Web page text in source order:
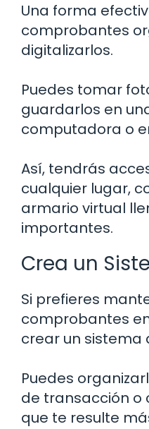
Una forma
comprobantes
digitalizarlos.
Puedes tomar
guardarlos en
computadora o
Así, tendrás
cualquier lugar,
armario virtual
importantes.
Crea un
Si prefieres
comprobantes
crear un sistema
Puedes
de transacción o
que te resulte